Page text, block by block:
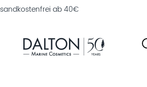
ab 40€